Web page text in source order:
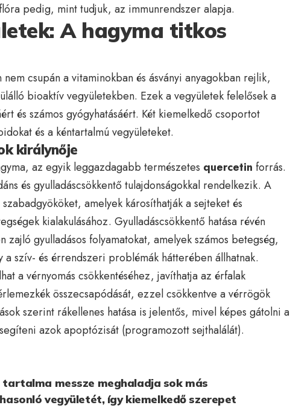
pedig, mint tudjuk, az immunrendszer alapja.
A hagyma titkos
csupán a vitaminokban és ásványi anyagokban rejlik,
bioaktív vegyületekben. Ezek a vegyületek felelősek a
és számos gyógyhatásáért. Két kiemelkedő csoportot
és a kéntartalmú vegyületeket.
királynője
az egyik leggazdagabb természetes quercetin forrás.
és gyulladáscsökkentő tulajdonságokkal rendelkezik. A
amelyek károsíthatják a sejteket és
kialakulásához. Gyulladáscsökkentő hatása révén
gyulladásos folyamatokat, amelyek számos betegség,
a szív- és érrendszeri problémák hátterében állhatnak.
a vérnyomás csökkentéséhez, javíthatja az érfalak
összecsapódását, ezzel csökkentve a vérrögök
szerint rákellenes hatása is jelentős, mivel képes gátolni a
azok apoptózisát (programozott sejthalálát).
tartalma messze meghaladja sok más
vegyületét, így kiemelkedő szerepet